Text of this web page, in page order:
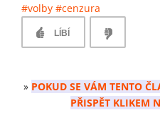
#volby #cenzura
LÍBÍ
» POKUD SE VÁM TENTO
PŘISPĚT KLIKEM